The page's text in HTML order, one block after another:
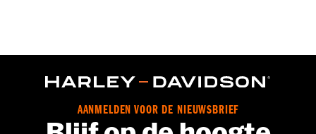
AANMELDEN VOOR DE NIEUWSBRIEF